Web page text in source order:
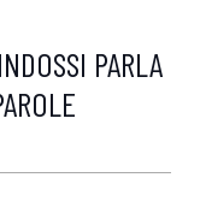
PARLA